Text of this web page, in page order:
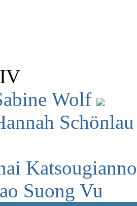
Wolf
Suong Vu